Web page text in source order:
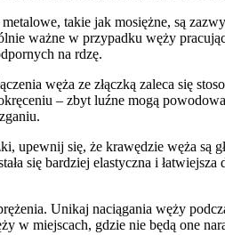
takie jak mosiężne, są
ważne w przypadku węży
na rdzę.
węża ze złączką zaleca się
– zbyt luźne mogą
upewnij się, że krawędzie węża
się bardziej elastyczna i
Unikaj naciągania węży
w miejscach, gdzie nie będą one